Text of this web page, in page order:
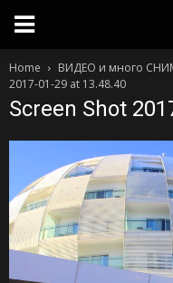
Home ВИДЕО и много
2017-01-29 at 13.48.40
Screen Shot